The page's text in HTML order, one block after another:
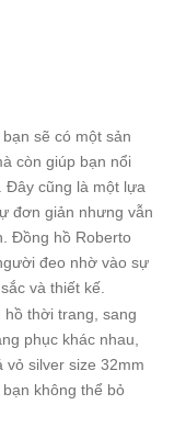
sẽ có một sản
còn giúp bạn nổi
Đây cũng là một lựa
đơn giản nhưng vẫn
Đồng hồ Roberto
đeo nhờ vào sự
và thiết kế.
hồ thời trang, sang
phục khác nhau,
vỏ silver size 32mm
không thể bỏ